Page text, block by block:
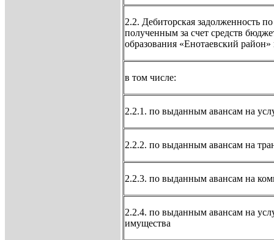
2.2. Дебиторская задолженность
полученным за счет средств
образования «Енотаевский район»
в том числе:
2.2.1. по выданным авансам на
2.2.2. по выданным авансам на
2.2.3. по выданным авансам на
2.2.4. по выданным авансам на
имущества